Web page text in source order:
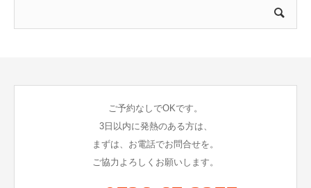
ご予約なしでOKです。
3日以内に発熱のある方は、
まずは、お電話でお問合せを。
ご協力よろしくお願いします。